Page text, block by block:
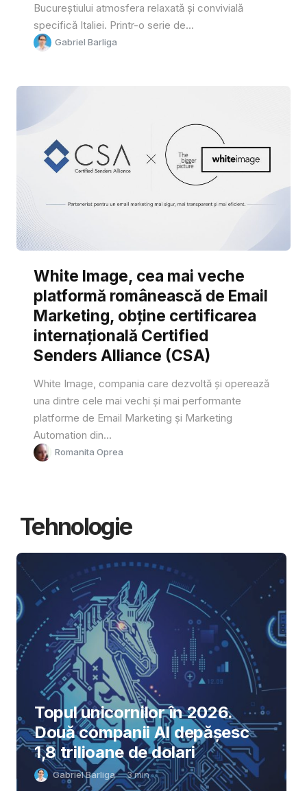
Bucureștiului atmosfera relaxată și convivială
specifică Italiei. Printr-o serie de...
Gabriel Barliga
White Image, cea mai veche
platformă românească de Email
Marketing, obține certificarea
internațională Certified
Senders Alliance (CSA)
White Image, compania care dezvoltă și operează
una dintre cele mai vechi și mai performante
platforme de Email Marketing și Marketing
Automation din...
Romanita Oprea
Tehnologie
Topul unicornilor în 2026.
Două companii AI depășesc
1,8 trilioane de dolari
Gabriel Barliga 3min